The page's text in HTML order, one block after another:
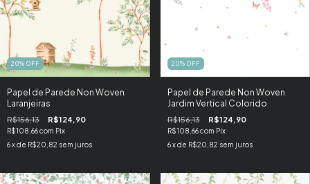
20% OFF
Papel de Parede Non Woven
Laranjeiras
R$156,13 R$124,90
R$108,66com Pix
6x de R$20,82 sem juros
20% OFF
Papel de Parede Non Woven
Jardim Vertical Colorido
R$156,13 R$124,90
R$108,66com Pix
6 x de R$20,82 sem juros